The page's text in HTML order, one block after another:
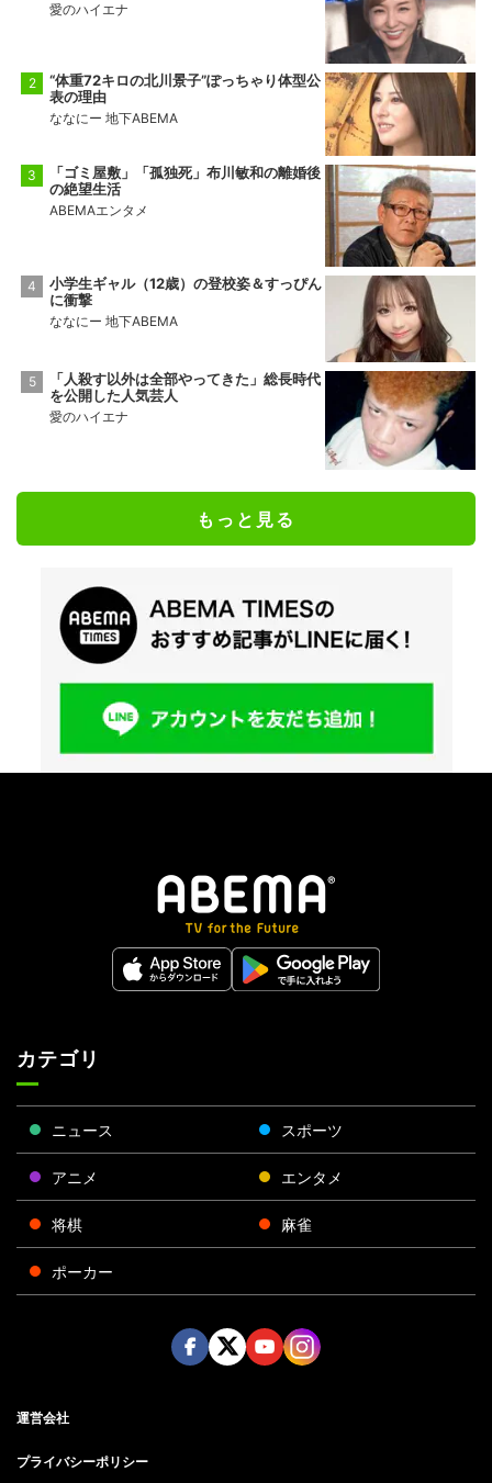
愛のハイエナ
“体重72キロの北川景子”ぽっちゃり体型公
表の理由
ななにー 地下ABEMA
「ゴミ屋敷」「孤独死」布川敏和の離婚後
の絶望生活
ABEMAエンタメ
小学生ギャル（12歳）の登校姿＆すっぴん
に衝撃
ななにー 地下ABEMA
「人殺す以外は全部やってきた」総長時代
を公開した人気芸人
愛のハイエナ
もっと見る
カテゴリ
ニュース スポーツ
アニメ エンタメ
将棋 麻雀
ポーカー
運営会社
プライバシーポリシー